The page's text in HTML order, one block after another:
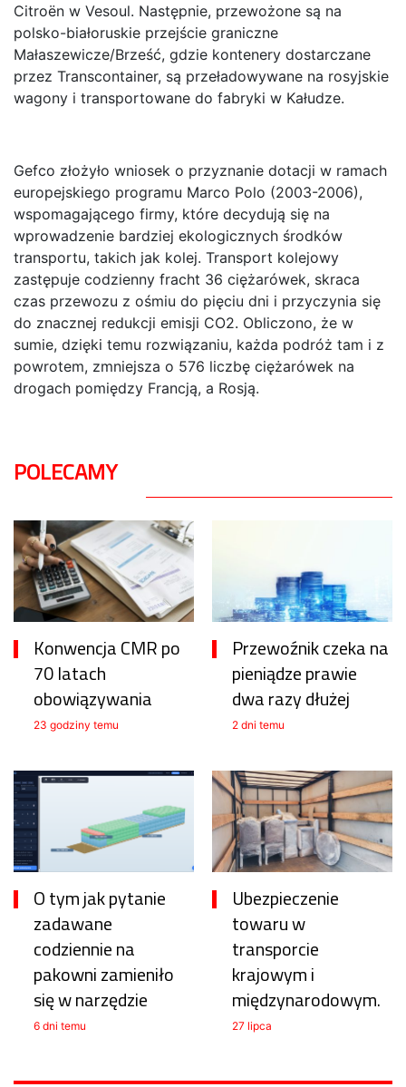
Citroën w Vesoul. Następnie, przewożone są na
polsko-białoruskie przejście graniczne
Małaszewicze/Brześć, gdzie kontenery dostarczane
przez Transcontainer, są przeładowywane na rosyjskie
wagony i transportowane do fabryki w Kałudze.
Gefco złożyło wniosek o przyznanie dotacji w ramach
europejskiego programu Marco Polo (2003-2006),
wspomagającego firmy, które decydują się na
wprowadzenie bardziej ekologicznych środków
transportu, takich jak kolej. Transport kolejowy
zastępuje codzienny fracht 36 ciężarówek, skraca
czas przewozu z ośmiu do pięciu dni i przyczynia się
do znacznej redukcji emisji CO2. Obliczono, że w
sumie, dzięki temu rozwiązaniu, każda podróż tam i z
powrotem, zmniejsza o 576 liczbę ciężarówek na
drogach pomiędzy Francją, a Rosją.
POLECAMY
Konwencja CMR po
70 latach
obowiązywania
23 godziny temu
Przewoźnik czeka na
pieniądze prawie
dwa razy dłużej
2 dni temu
O tym jak pytanie
zadawane
codziennie na
pakowni zamieniło
się w narzędzie
6 dni temu
Ubezpieczenie
towaru w
transporcie
krajowym i
międzynarodowym.
27 lipca